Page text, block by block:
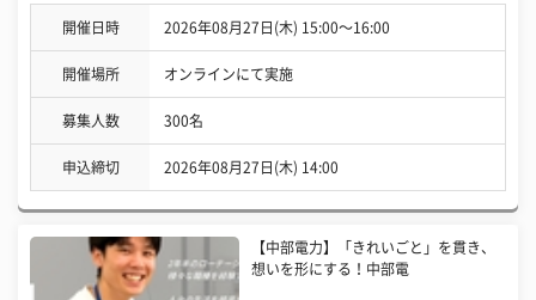
開催日時 2026年08月27日(木) 15:00〜16:00
開催場所 オンラインにて実施
募集人数 300名
申込締切 2026年08月27日(木) 14:00
【中部電力】「きれいごと」を貫き、
想いを形にする！中部電